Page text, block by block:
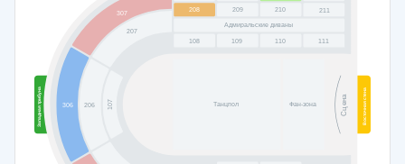
Восточная стена
Западная трибуна
Адмиральские диваны
Фан-зона
Танцпол
107
108 109 110 111
206
207
208 209 210 211
306
307
Сцена